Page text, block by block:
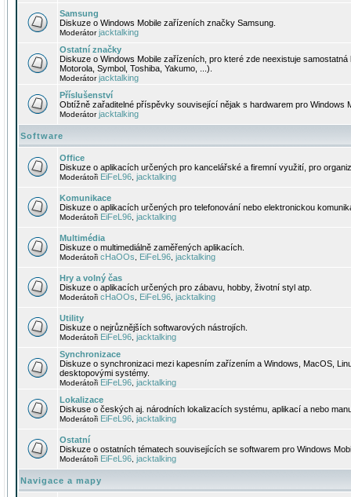
Samsung
Diskuze o Windows Mobile zařízeních značky Samsung.
Moderátorjacktalking
Ostatní značky
Diskuze o Windows Mobile zařízeních, pro které zde neexistuje
Motorola, Symbol, Toshiba, Yakumo, ...).
Moderátorjacktalking
Příslušenství
Obtížně zařaditelné příspěvky související nějak s hardwarem pro Windows
Moderátorjacktalking
Software
Office
Diskuze o aplikacích určených pro kancelářské a firemní využití, pro
Moderátoři EiFeL96 jacktalking
Komunikace
Diskuze o aplikacích určených pro telefonování nebo elektronickou
Moderátoři EiFeL96 jacktalking
Multimédia
Diskuze o multimediálně zaměřených aplikacích.
Moderátoři cHaOOs EiFeL96 jacktalking
Hry a volný čas
Diskuze o aplikacích určených pro zábavu, hobby, životní styl atp.
Moderátoři cHaOOs EiFeL96 jacktalking
Utility
Diskuze o nejrůznějších softwarových nástrojích.
Moderátoři EiFeL96 jacktalking
Synchronizace
Diskuze o synchronizaci mezi kapesním zařízením a Windows, MacOS,
desktopovými systémy.
Moderátoři EiFeL96 jacktalking
Lokalizace
Diskuse o českých aj. národních lokalizacích systému, aplikací a nebo
Moderátoři EiFeL96 jacktalking
Ostatní
Diskuze o ostatních tématech souvisejících se softwarem pro Windows
Moderátoři EiFeL96 jacktalking
Navigace a mapy